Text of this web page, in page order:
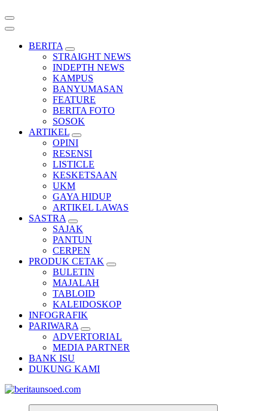
BERITA
STRAIGHT NEWS
INDEPTH NEWS
KAMPUS
BANYUMASAN
FEATURE
BERITA FOTO
SOSOK
ARTIKEL
OPINI
RESENSI
LISTICLE
KESKETSAAN
UKM
GAYA HIDUP
ARTIKEL LAWAS
SASTRA
SAJAK
PANTUN
CERPEN
PRODUK CETAK
BULETIN
MAJALAH
TABLOID
KALEIDOSKOP
INFOGRAFIK
PARIWARA
ADVERTORIAL
MEDIA PARTNER
BANK ISU
DUKUNG KAMI